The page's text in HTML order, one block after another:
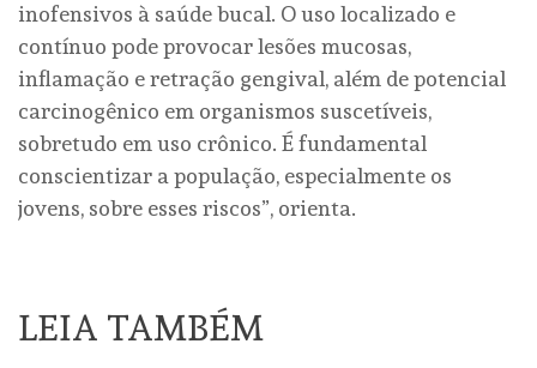
inofensivos à saúde bucal. O uso localizado e
contínuo pode provocar lesões mucosas,
inflamação e retração gengival, além de potencial
carcinogênico em organismos suscetíveis,
sobretudo em uso crônico. É fundamental
conscientizar a população, especialmente os
jovens, sobre esses riscos”, orienta.
LEIA TAMBÉM